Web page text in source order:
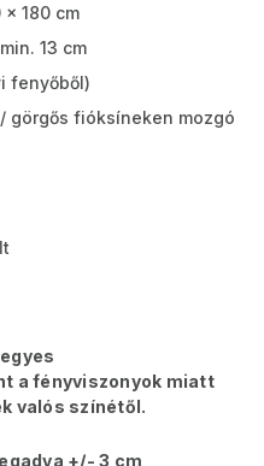
x 180 cm
min. 13 cm
fenyőből)
görgős fióksíneken mozgó
a fényviszonyok miatt
valós színétől.
+/- 3 cm